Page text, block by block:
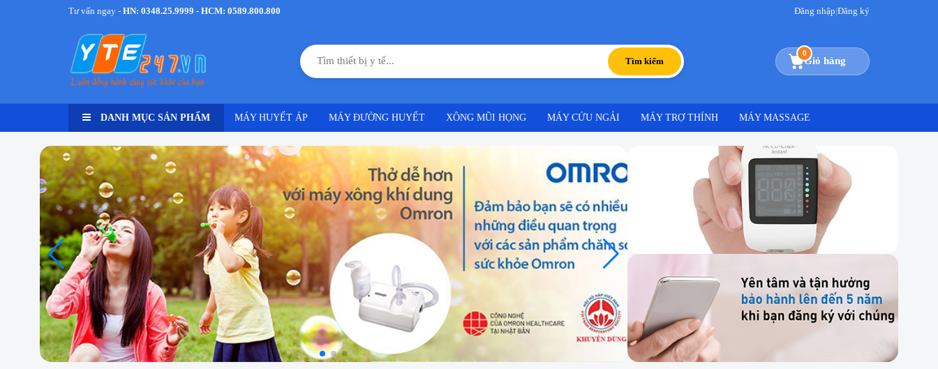
Tư vấn ngay - HN: 0348.25.9999 - HCM: 0589.800.800 Đăng nhập|Đăng ký
Tìm kiếm
0
Giỏ hàng
DANH MỤC SẢN PHẨM MÁY HUYẾT ÁP MÁY ĐƯỜNG HUYẾT XÔNG MŨI HỌNG MÁY CỨU NGẢI MÁY TRỢ THÍNH MÁY MASSAGE